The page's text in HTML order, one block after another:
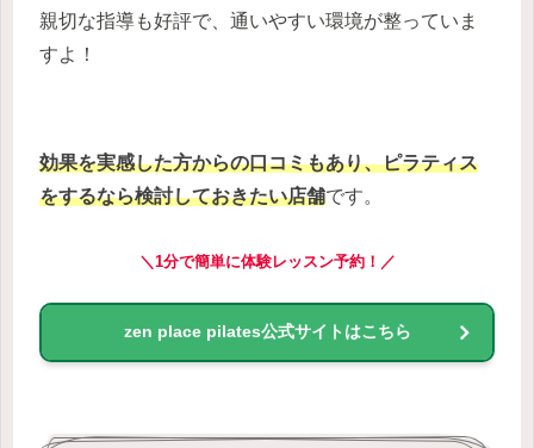
親切な指導も好評で、通いやすい環境が整っていま
すよ！
効果を実感した方からの口コミもあり、ピラティス
をするなら検討しておきたい店舗です。
＼1分で簡単に体験レッスン予約！／
zen place pilates公式サイトはこちら